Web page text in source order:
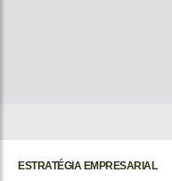
ESTRATÉGIA EMPRESARIAL